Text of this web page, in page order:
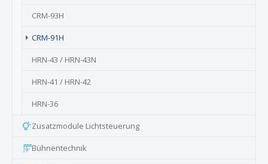
CRM-93H
CRM-91H
HRN-43 / HRN-43N
HRN-41 / HRN-42
HRN-36
Zusatzmodule Lichtsteuerung
Bühnentechnik